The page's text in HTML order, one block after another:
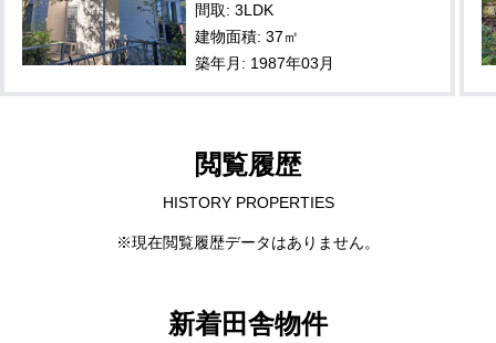
間取: 3LDK
建物面積: 37㎡
築年月: 1987年03月
閲覧履歴
HISTORY PROPERTIES
※現在閲覧履歴データはありません。
新着田舎物件